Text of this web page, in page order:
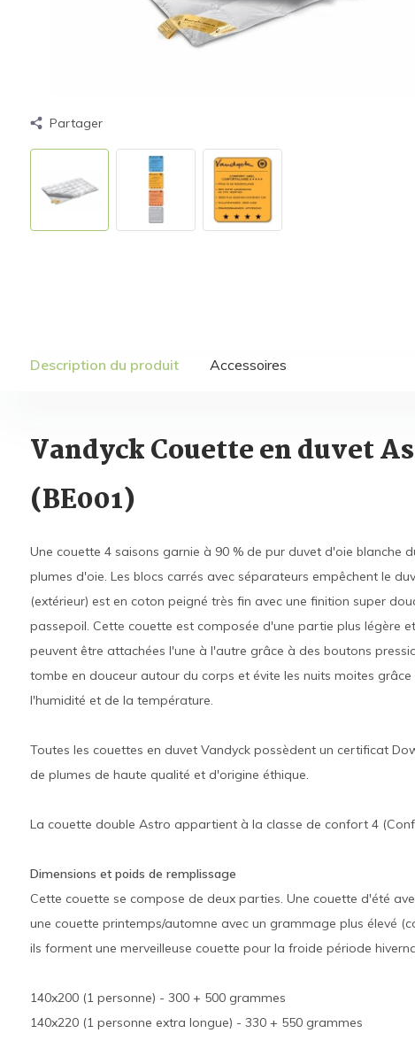
Partager
Description du produit Accessoires
Vandyck Couette en duvet
(BE001)
Une couette 4 saisons garnie à 90 % de pur duvet d'oie blanche
plumes d'oie. Les blocs carrés avec séparateurs empêchent le
(extérieur) est en coton peigné très fin avec une finition super
passepoil. Cette couette est composée d'une partie plus légère
peuvent être attachées l'une à l'autre grâce à des boutons
tombe en douceur autour du corps et évite les nuits moites
l'humidité et de la température.
Toutes les couettes en duvet Vandyck possèdent un certificat
de plumes de haute qualité et d'origine éthique.
La couette double Astro appartient à la classe de confort 4
Dimensions et poids de remplissage
Cette couette se compose de deux parties. Une couette d'été
une couette printemps/automne avec un grammage plus élevé
ils forment une merveilleuse couette pour la froide période
140x200 (1 personne) - 300 + 500 grammes
140x220 (1 personne extra longue) - 330 + 550 grammes